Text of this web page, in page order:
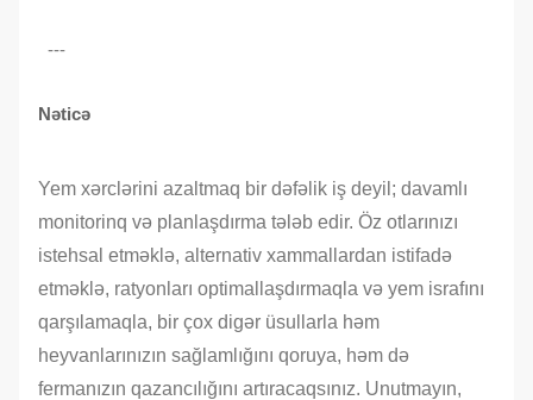
---
Nəticə
Yem xərclərini azaltmaq bir dəfəlik iş deyil; davamlı
monitorinq və planlaşdırma tələb edir. Öz otlarınızı
istehsal etməklə, alternativ xammallardan istifadə
etməklə, ratyonları optimallaşdırmaqla və yem israfını
qarşılamaqla, bir çox digər üsullarla həm
heyvanlarınızın sağlamlığını qoruya, həm də
fermanızın qazancılığını artıracaqsınız. Unutmayın,